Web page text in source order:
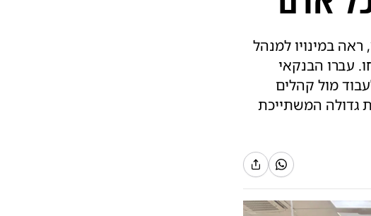
במינויו למנהל
עברו הבנקאי
מול קהלים
גדולה המשתייכת